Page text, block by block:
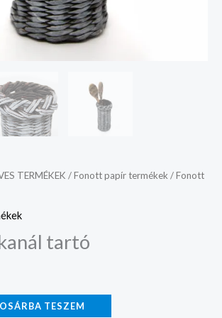
TERMÉKEK /Fonott papír termékek/ Fonott
tartó
TESZEM